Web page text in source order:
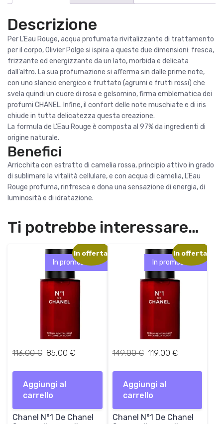
n
a
l
e
e
r
a
:
1
2
0
,
0
0
€
.
e
è
:
8
9
,
9
0
€
Il
100ml
quantità
Descrizione
Per L’Eau Rouge, acqua profumata rivitalizzante di trattamento
per il corpo, Olivier Polge si ispira a queste due dimensioni: fresca,
frizzante ed energizzante da un lato, morbida e delicata
dall’altro. La sua profumazione si afferma sin dalle prime note,
con uno slancio energico e fruttato (agrumi e frutti rossi) che
svela quindi un cuore di rosa e gelsomino, firma emblematica dei
profumi CHANEL. Infine, il confort delle note muschiate e di iris
chiude in tutta delicatezza questa creazione.
La formula de L’Eau Rouge è composta al 97% da ingredienti di
origine naturale.
Benefici
Arricchita con estratto di camelia rossa, principio attivo in grado
di sublimare la vitalità cellulare, e con acqua di camelia, L’Eau
Rouge profuma, rinfresca e dona una sensazione di energia, di
luminosità e di idratazione.
Ti potrebbe interessare…
In promozione!
In offerta!
113,00€ I
p
r
e
z
z
85,00 €
p
z
z
Aggiungi al
carrello
Chanel N°1 De Chanel
In promozione!
In offerta!
149,00€ I
p
r
e
z
z
119,00 €
p
z
z
Aggiungi al
carrello
Chanel N°1 De Chanel